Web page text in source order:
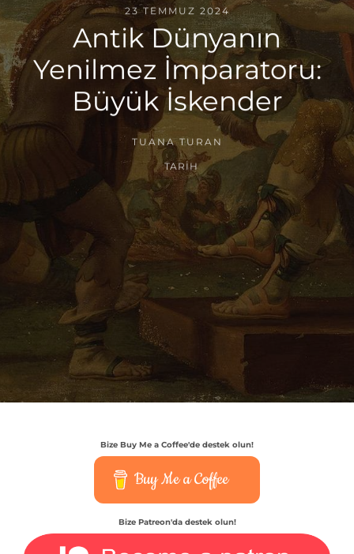
23 TEMMUZ 2024
Antik Dünyanın
Yenilmez İmparatoru:
Büyük İskender
TUANA TURAN
TARIH
Bize Buy Me a Coffee'de destek olun!
Buy Me a Coffee
Bize Patreon'da destek olun!